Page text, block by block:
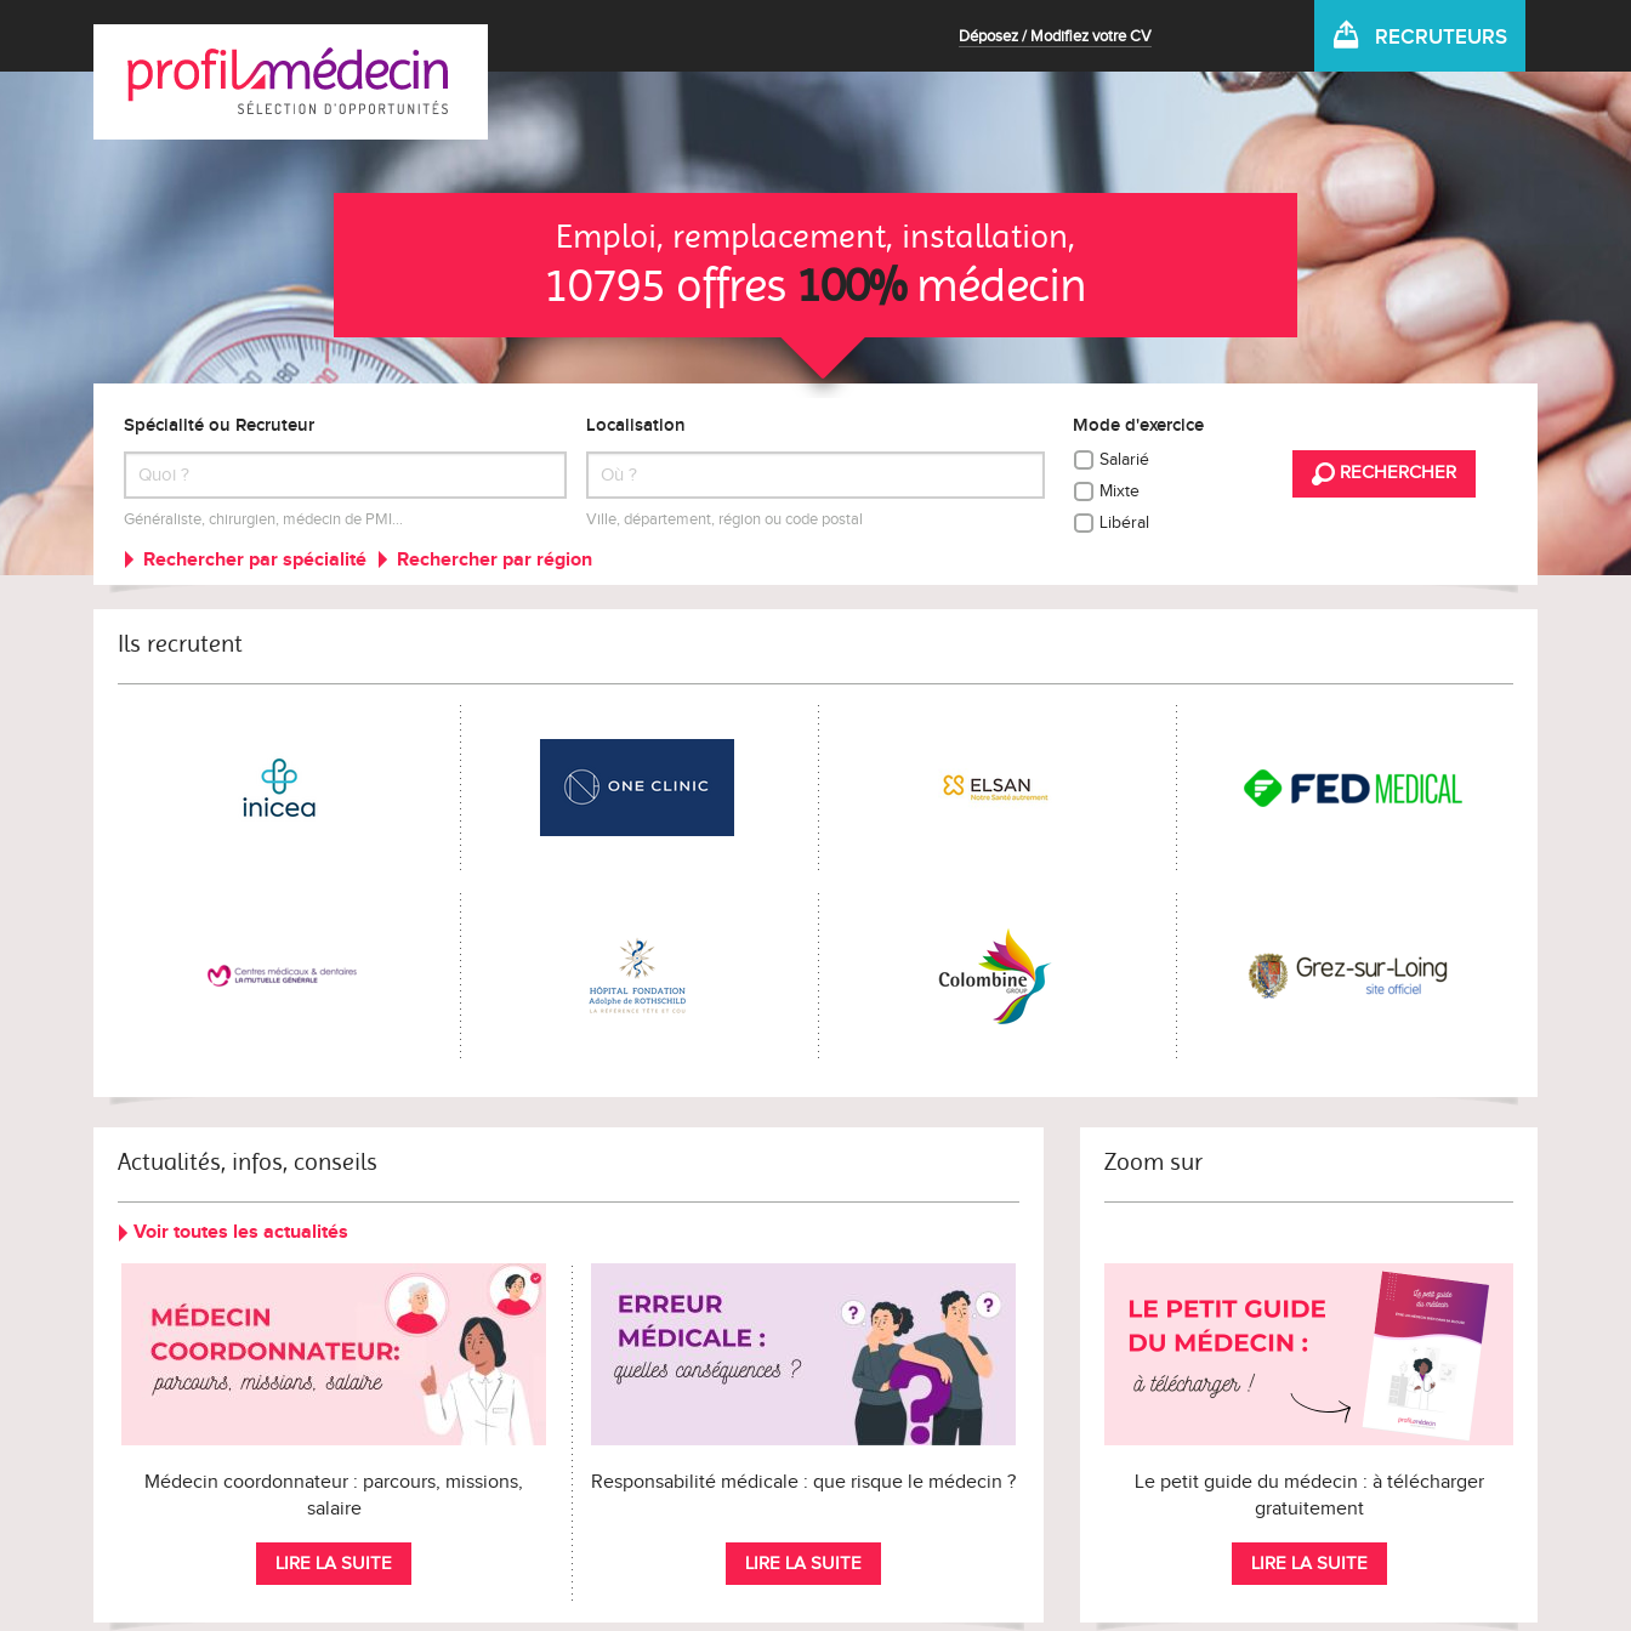
Déposez / Modifiez votre CV RECRUTEURS
Emploi, remplacement, installation,
10795 offres 100%médecin
Spécialité ou Recruteur
Généraliste, chirurgien, médecin de PMI…
Localisation
Ville, département, région ou code postal
Mode d'exercice
Salarié
Mixte
Libéral
RECHERCHER
Rechercher par spécialité Rechercher par région
Ils recrutent
Actualités, infos, conseils
Voir toutes les actualités
Médecin coordonnateur : parcours, missions,
salaire
LIRE LA SUITE
Responsabilité médicale : que risque le médecin ?
LIRE LA SUITE
Zoom sur
Le petit guide du médecin : à télécharger
gratuitement
LIRE LA SUITE